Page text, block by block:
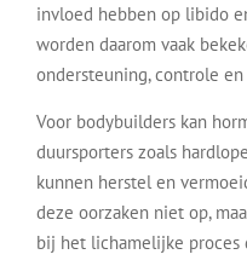
invloed hebben op libido
worden daarom vaak
ondersteuning, controle
Voor bodybuilders kan
duursporters zoals
kunnen herstel en
deze oorzaken niet op,
bij het lichamelijke proces